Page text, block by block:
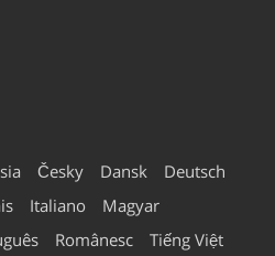
Česky Dansk
Deutsch
Italiano
Magyar
Românesc Tiếng Việt